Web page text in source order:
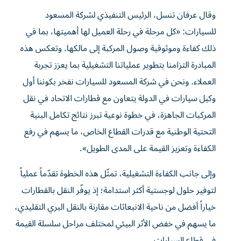
وقال عرفان تنسل، الرئيس التنفيذي لشركة المسعود
للسيارات: «كل مرحلة في رحلة العميل لها أهميتها، بما في
ذلك كفاءة وموثوقية وصول المركبة إلى مالكها. وتعكس هذه
المبادرة التزامنا بتطوير عملياتنا التشغيلية بما يعزز تجربة
العملاء. ونحن في شركة المسعود للسيارات نفخر بكوننا أول
وكيل سيارات في الدولة يتعاون مع قطارات الاتحاد في نقل
المركبات الجاهزة، في خطوة نوعية تبرز نتائج تكامل البنية
التحتية الوطنية مع قدرات القطاع الخاص، ما يسهم في رفع
الكفاءة وتعزيز القيمة على المدى الطويل».
وإلى جانب الكفاءة التشغيلية، تمثّل هذه الخطوة تقدّماً عملياً
لتوفير حلول لوجستية أكثر استدامة؛ إذ يوفّر النقل بالقطارات
خياراً أفضل من ناحية الانبعاثات مقارنة بالنقل البري التقليدي،
ما يسهم في خفض الأثر البيئي لمختلف مراحل سلسلة القيمة